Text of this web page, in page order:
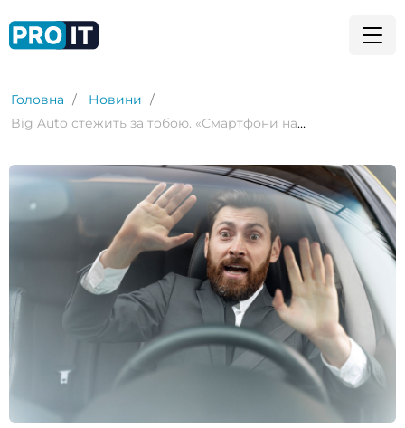
Головна
Новини
Big Auto стежить за тобою. «Смартфони на колесах» можуть збирати 25 ГБ особистих даних водіїв на годину